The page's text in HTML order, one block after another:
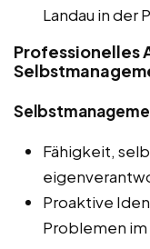
Landau in der
Professionelles
Fähigkeit,
Proaktive
Problemen